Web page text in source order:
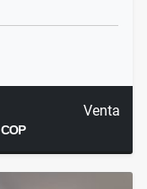
Venta
COP